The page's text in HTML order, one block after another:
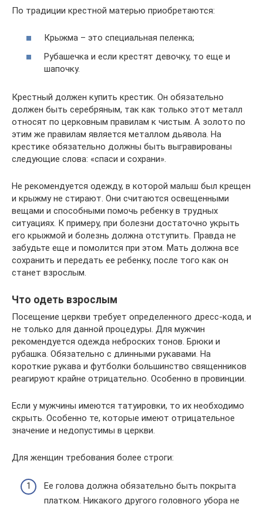
По традиции крестной матерью приобретаются:
Крыжма – это специальная пеленка;
Рубашечка и если крестят девочку, то еще и
шапочку.
Крестный должен купить крестик. Он обязательно
должен быть серебряным, так как только этот металл
относят по церковным правилам к чистым. А золото по
этим же правилам является металлом дьявола. На
крестике обязательно должны быть выгравированы
следующие слова: «спаси и сохрани».
Не рекомендуется одежду, в которой малыш был крещен
и крыжму не стирают. Они считаются освещенными
вещами и способными помочь ребенку в трудных
ситуациях. К примеру, при болезни достаточно укрыть
его крыжмой и болезнь должна отступить. Правда не
забудьте еще и помолится при этом. Мать должна все
сохранить и передать ее ребенку, после того как он
станет взрослым.
Что одеть взрослым
Посещение церкви требует определенного дресс-кода, и
не только для данной процедуры. Для мужчин
рекомендуется одежда неброских тонов. Брюки и
рубашка. Обязательно с длинными рукавами. На
короткие рукава и футболки большинство священников
реагируют крайне отрицательно. Особенно в провинции.
Если у мужчины имеются татуировки, то их необходимо
скрыть. Особенно те, которые имеют отрицательное
значение и недопустимы в церкви.
Для женщин требования более строги:
Ее голова должна обязательно быть покрыта
платком. Никакого другого головного убора не